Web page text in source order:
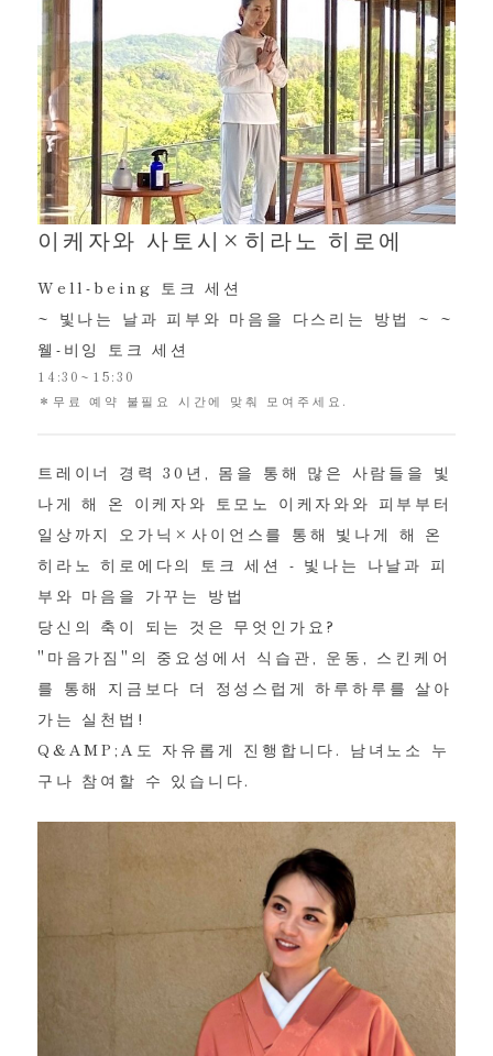
이케자와 사토시×히라노 히로에
Well-being 토크 세션
~ 빛나는 날과 피부와 마음을 다스리는 방법 ~ ~
웰-비잉 토크 세션
14:30~15:30
＊무료 예약 불필요 시간에 맞춰 모여주세요.
트레이너 경력 30년, 몸을 통해 많은 사람들을 빛
나게 해 온 이케자와 토모노 이케자와와 피부부터
일상까지 오가닉×사이언스를 통해 빛나게 해 온
히라노 히로에다의 토크 세션 - 빛나는 나날과 피
부와 마음을 가꾸는 방법
당신의 축이 되는 것은 무엇인가요?
"마음가짐"의 중요성에서 식습관, 운동, 스킨케어
를 통해 지금보다 더 정성스럽게 하루하루를 살아
가는 실천법!
Q&AMP;A도 자유롭게 진행합니다. 남녀노소 누
구나 참여할 수 있습니다.